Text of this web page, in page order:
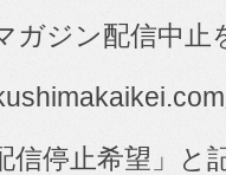
ガジン配信中止
信停止希望」と